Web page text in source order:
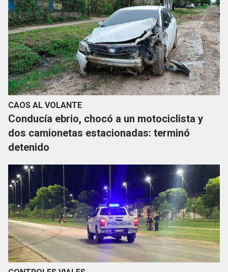
CAOS AL VOLANTE
Conducía ebrio, chocó a un motociclista y
dos camionetas estacionadas: terminó
detenido